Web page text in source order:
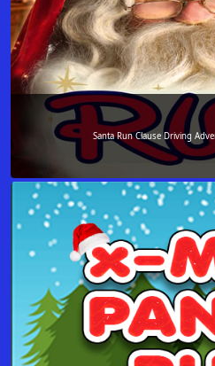
Santa Run Clause Driving